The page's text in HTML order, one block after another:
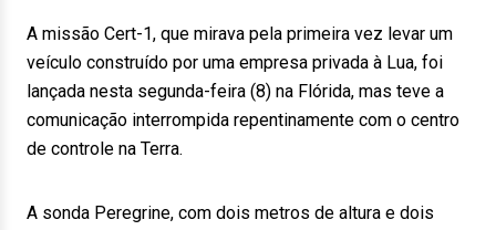
A missão Cert-1, que mirava pela primeira vez levar um
veículo construído por uma empresa privada à Lua, foi
lançada nesta segunda-feira (8) na Flórida, mas teve a
comunicação interrompida repentinamente com o centro
de controle na Terra.
A sonda Peregrine, com dois metros de altura e dois